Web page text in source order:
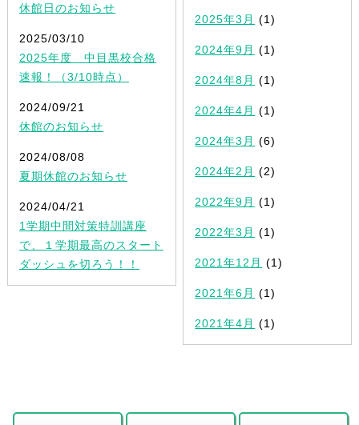
休館日のお知らせ
2025/03/10
2025年度 中目黒校合格
速報！（3/10時点）
2024/09/21
休館のお知らせ
2024/08/08
夏期休館のお知らせ
2024/04/21
1学期中間対策特訓講座
で、１学期最高のスタート
ダッシュを切ろう！！
2025年3月 (1)
2024年9月 (1)
2024年8月 (1)
2024年4月 (1)
2024年3月 (6)
2024年2月 (2)
2022年9月 (1)
2022年3月 (1)
2021年12月 (1)
2021年6月 (1)
2021年4月 (1)